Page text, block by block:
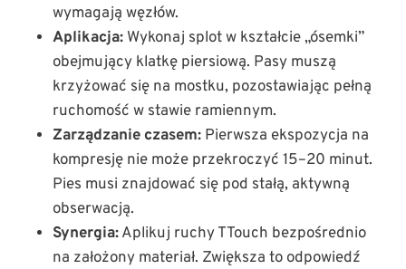
wymagają węzłów.
Aplikacja: Wykonaj splot w kształcie „ósemki”
obejmujący klatkę piersiową. Pasy muszą
krzyżować się na mostku, pozostawiając pełną
ruchomość w stawie ramiennym.
Zarządzanie czasem: Pierwsza ekspozycja na
kompresję nie może przekroczyć 15–20 minut.
Pies musi znajdować się pod stałą, aktywną
obserwacją.
Synergia:Aplikuj ruchy TTouch bezpośrednio
na założony materiał. Zwiększa to odpowiedź